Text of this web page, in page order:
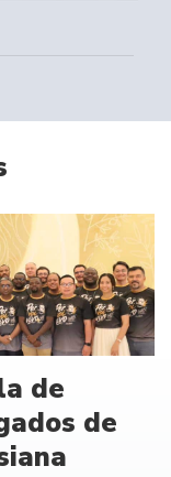
de
de